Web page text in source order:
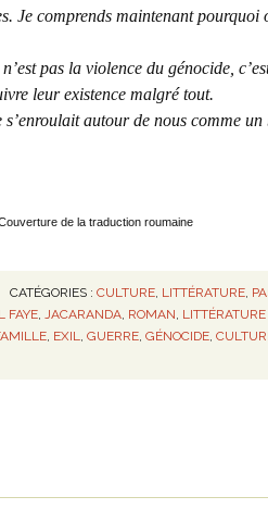
Je comprends maintenant pourquoi
pas la violence du génocide,
leur existence malgré tout.
autour de nous comme un
de la traduction roumaine
CATÉGORIES :CULTURE LITTÉRATURE
FAYE, JACARANDA, ROMAN LITTÉRATURE
, EXIL GUERRE, GÉNOCIDE,